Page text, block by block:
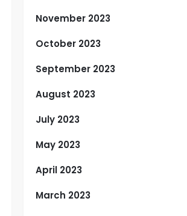
November 2023
October 2023
September 2023
August 2023
July 2023
May 2023
April 2023
March 2023